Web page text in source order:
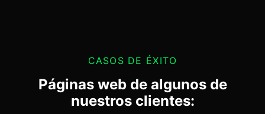
CASOS DE ÉXITO
Páginas web de algunos de
nuestros clientes: